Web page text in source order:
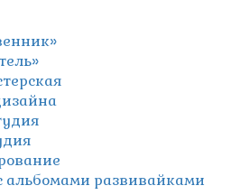
альбомами развивайками